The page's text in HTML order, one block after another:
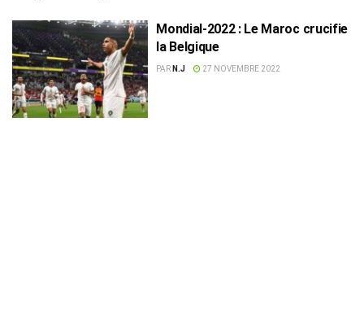
Mondial-2022 : Le Maroc crucifie
la Belgique
PAR N.J 27 NOVEMBRE 2022